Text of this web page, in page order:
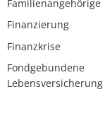
Familienangehörige
Finanzierung
Finanzkrise
Fondgebundene
Lebensversicherung